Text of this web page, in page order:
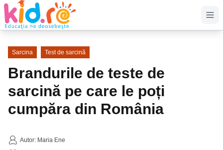
Sarcina Test de sarcină
Brandurile de teste de
sarcină pe care le poți
cumpăra din România
Autor: Maria Ene